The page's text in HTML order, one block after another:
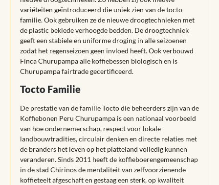
variëteiten geïntroduceerd die uniek zien van de tocto
familie. Ook gebruiken ze de nieuwe droogtechnieken met
de plastic beklede verhoogde bedden. De droogtechniek
geeft een stabiele en uniforme droging in alle seizoenen
zodat het regenseizoen geen invloed heeft. Ook verbouwd
Finca Churupampa alle koffiebessen biologisch en is
Churupampa fairtrade gecertificeerd.
Tocto Familie
De prestatie van de familie Tocto die beheerders zijn van de
Koffiebonen Peru Churupampa is een nationaal voorbeeld
van hoe ondernemerschap, respect voor lokale
landbouwtradities, circulair denken en directe relaties met
de branders het leven op het platteland volledig kunnen
veranderen. Sinds 2011 heeft de koffieboerengemeenschap
in de stad Chirinos de mentaliteit van zelfvoorzienende
koffieteelt afgeschaft en gestaag een sterk, op kwaliteit